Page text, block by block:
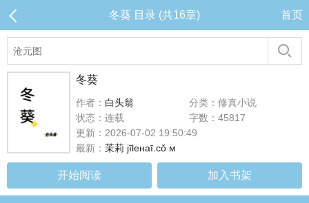
冬葵 目录 (共16章) 首页
冬葵
作者： 白头翁
分类：修真小说
状态：连载
字数：45817
更新：2026-07-02 19:50:49
最新： 茉莉 jīleнaī.cǒ м
开始阅读 加入书架